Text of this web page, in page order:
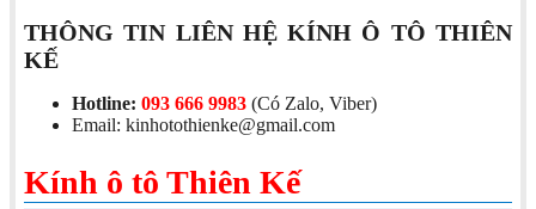
THÔNG TIN LIÊN HỆ KÍNH Ô TÔ THIÊN
KẾ
Hotline: 093 666 9983 (Có Zalo, Viber)
Email: kinhotothienke@gmail.com
Kính ô tô Thiên Kế